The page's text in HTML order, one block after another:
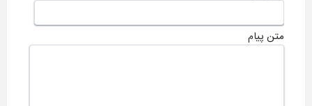
متن پیام